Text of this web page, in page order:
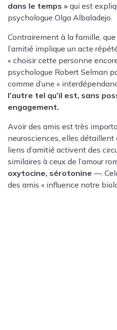
dans le temps » qui est
psychologue Olga Albaladejo.
Contrairement à la famille, que
l’amitié implique un acte
« choisir cette personne
psychologue Robert Selman
comme d’une «
l’autre tel qu’il est, sans
engagement.
Avoir des amis est très
neurosciences, elles détaillent
liens d’amitié activent des
similaires à ceux de l’amour
oxytocine, sérotonine —.
des amis « influence notre